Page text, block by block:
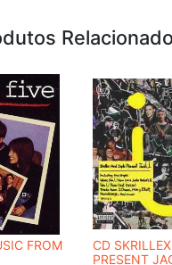
FROM
CD
PRESENT